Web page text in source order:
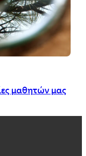
μαθητών μας